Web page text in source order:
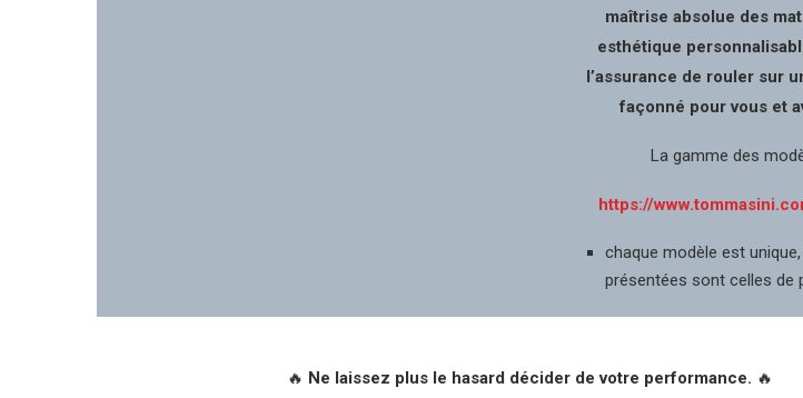
maîtrise absolue des
esthétique
l’assurance de rouler sur
façonné pour vous et
La gamme des
https://
chaque modèle est
présentées sont celles de
🔥 Ne laissez plus le hasard décider de votre performance. 🔥